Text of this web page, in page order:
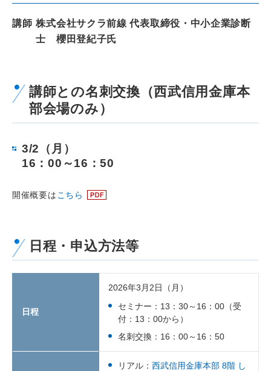
講師 株式会社サクラ前線 代表取締役・中小企業診断
士 櫻田登紀子氏
講師との名刺交換（西武信用金庫本
部会場のみ）
3/2（月）
16：00～16：50
開催概要は こちら
日程・申込方法等
日程
2026年3月2日（月）
セミナー：13：30～16：00（受
付：13：00から）
名刺交換：16：00～16：50
リアル： 西武信用金庫本部 8階 し